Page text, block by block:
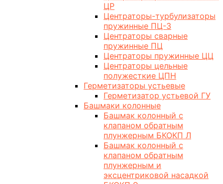
ЦР
Центраторы-турбулизаторы
пружинные ПЦ-3
Центраторы сварные
пружинные ПЦ
Центраторы пружинные ЦЦ
Центраторы цельные
полужесткие ЦПН
Герметизаторы устьевые
Герметизатор устьевой ГУ
Башмаки колонные
Башмак колонный с
клапаном обратным
плунжерным БКОКП Л
Башмак колонный с
клапаном обратным
плунжерным и
эксцентриковой насадкой